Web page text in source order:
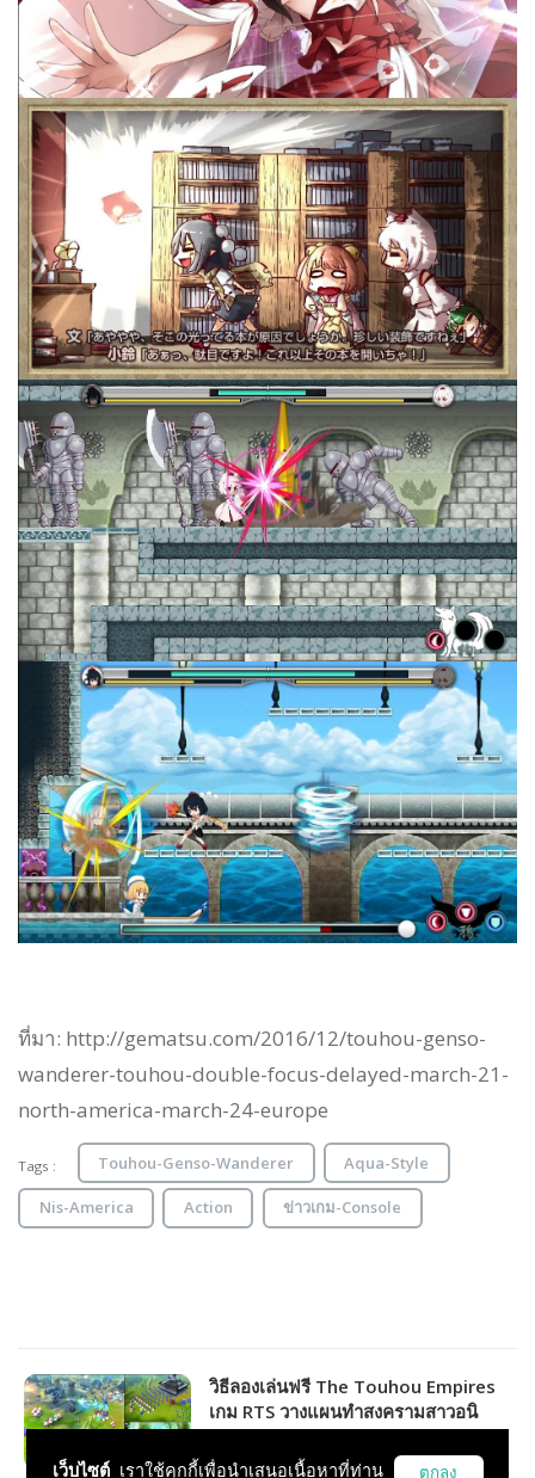
ที่มา: http://gematsu.com/2016/12/touhou-genso-
wanderer-touhou-double-focus-delayed-march-21-
north-america-march-24-europe
Tags : Touhou-Genso-Wanderer Aqua-Style
Nis-America Action ข่าวเกม-Console
วิธีลองเล่นฟรี The Touhou Empires
เกม RTS วางแผนทำสงครามสาวอนิ
เมะ!!!
เว็บไซต์ เราใช้คุกกี้เพื่อนำเสนอเนื้อหาที่ท่าน ตกลง